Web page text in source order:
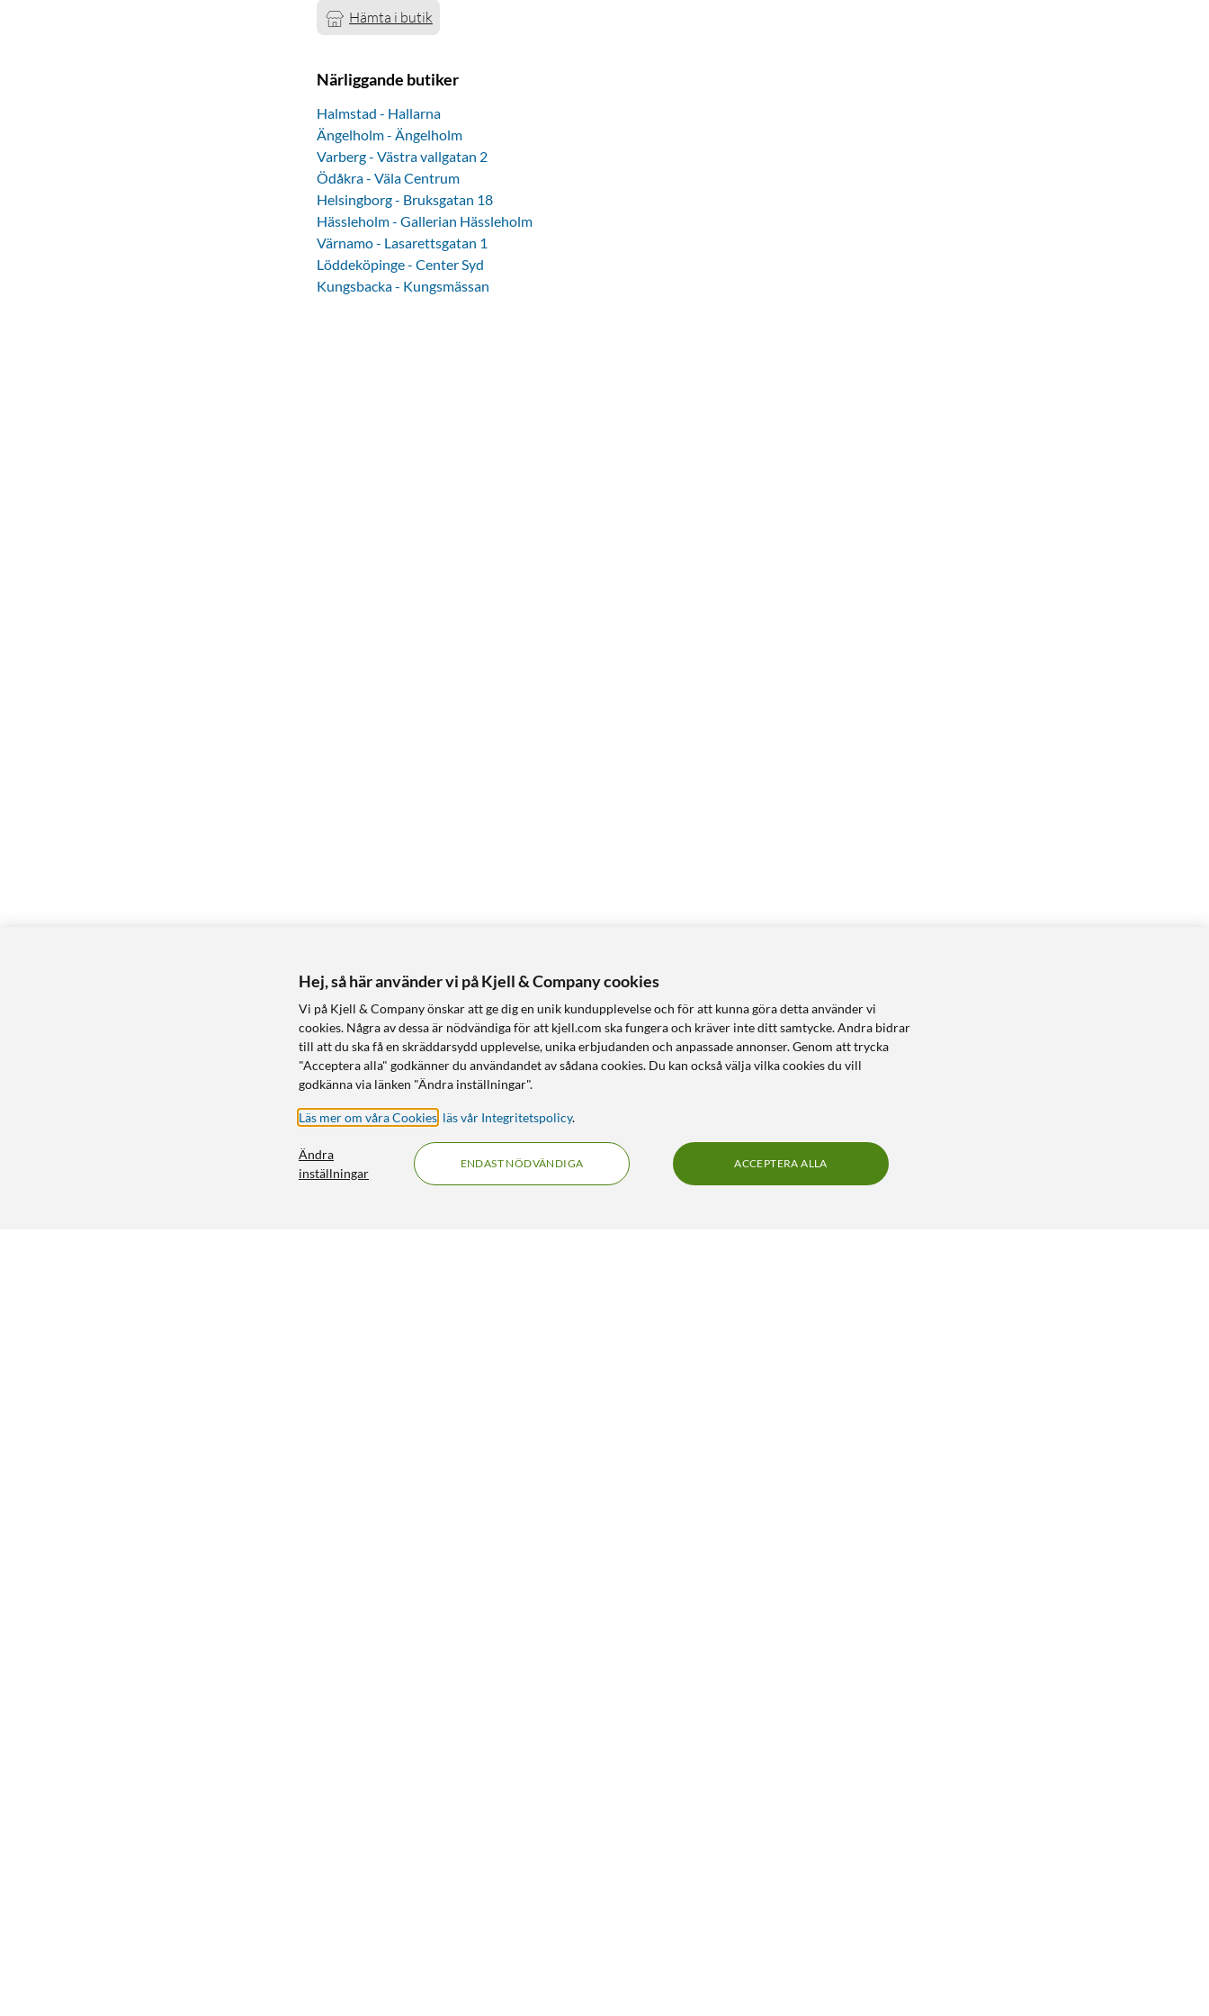
Hämta i butik
Närliggande butiker
Halmstad - Hallarna
Ängelholm - Ängelholm
Varberg - Västra vallgatan 2
Ödåkra - Väla Centrum
Helsingborg - Bruksgatan 18
Hässleholm - Gallerian Hässleholm
Värnamo - Lasarettsgatan 1
Löddeköpinge - Center Syd
Kungsbacka - Kungsmässan
Hej, så här använder vi på Kjell & Company cookies
Vi på Kjell & Company önskar att ge dig en unik kundupplevelse och för att kunna göra detta använder vi
cookies. Några av dessa är nödvändiga för att kjell.com ska fungera och kräver inte ditt samtycke. Andra bidrar
till att du ska få en skräddarsydd upplevelse, unika erbjudanden och anpassade annonser. Genom att trycka
"Acceptera alla" godkänner du användandet av sådana cookies. Du kan också välja vilka cookies du vill
godkänna via länken "Ändra inställningar".
Läs mer om våra Cookies läs vår Integritetspolicy.
Ändra
inställningar
ENDAST NÖDVÄNDIGA ACCEPTERA ALLA